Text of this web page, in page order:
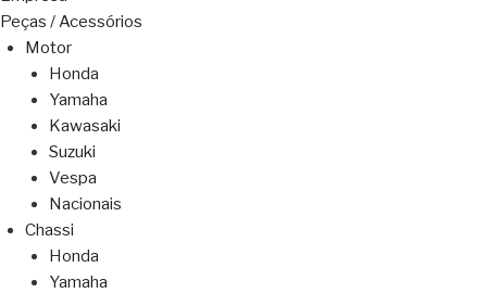
Peças / Acessórios
Motor
Honda
Yamaha
Kawasaki
Suzuki
Vespa
Nacionais
Chassi
Honda
Yamaha